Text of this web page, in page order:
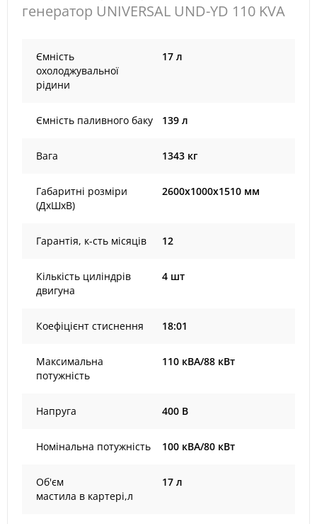
генератор UNIVERSAL UND-YD 110 KVA
Ємність
охолоджувальної
рідини
17 л
Ємність паливного баку 139 л
Вага 1343 кг
Габаритні розміри
(ДхШхВ)
2600х1000х1510 мм
Гарантія, к-сть місяців 12
Кількість циліндрів
двигуна
4 шт
Коефіцієнт стиснення 18:01
Максимальна
потужність
110 кВА/88 кВт
Напруга 400 В
Номінальна потужність 100 кВА/80 кВт
Об'єм
мастила в картері,л
17 л